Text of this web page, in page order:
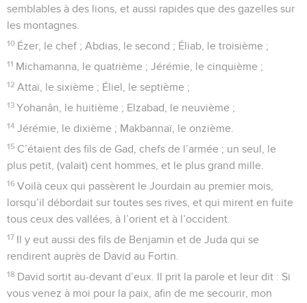
semblables à des lions, et aussi rapides que des gazelles sur
les montagnes.
10 Ézer, le chef ; Abdias, le second ; Éliab, le troisième ;
11 Michamanna, le quatrième ; Jérémie, le cinquième ;
12 Attaï, le sixième ; Éliel, le septième ;
13 Yohanân, le huitième ; Elzabad, le neuvième ;
14 Jérémie, le dixième ; Makbannaï, le onzième.
15 C’étaient des fils de Gad, chefs de l’armée ; un seul, le
plus petit, (valait) cent hommes, et le plus grand mille.
16 Voilà ceux qui passèrent le Jourdain au premier mois,
lorsqu’il débordait sur toutes ses rives, et qui mirent en fuite
tous ceux des vallées, à l’orient et à l’occident.
17 Il y eut aussi des fils de Benjamin et de Juda qui se
rendirent auprès de David au Fortin.
18 David sortit au-devant d’eux. Il prit la parole et leur dit : Si
vous venez à moi pour la paix, afin de me secourir, mon